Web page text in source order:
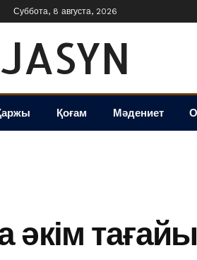
Суббота, 8 августа, 2026
JASYN
Қоғам Мәдениет
әкім